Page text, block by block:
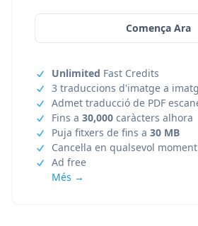
Comença Ara
Unlimited Fast Credits
3 traduccions d'imatge a
Admet traducció de PDF
Fins a 30,000 caràcters alhora
Puja fitxers de fins a 30 MB
Cancel·la en qualsevol moment
Ad free
Més →